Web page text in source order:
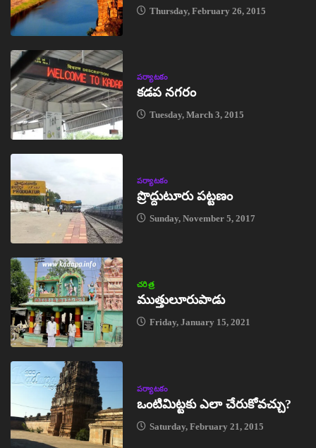
Thursday, February 26, 2015
పర్యాటకం
కడప నగరం
Tuesday, March 3, 2015
పర్యాటకం
ప్రొద్దుటూరు పట్టణం
Sunday, November 5, 2017
చరిత్ర
ముత్తులూరుపాడు
Friday, January 15, 2021
పర్యాటకం
ఒంటిమిట్టకు ఎలా చేరుకోవచ్చు?
Saturday, February 21, 2015